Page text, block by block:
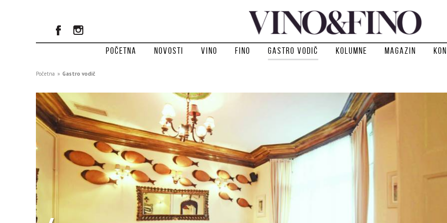
Početna Novosti Vino Fino Gastro vodič Kolumne Magazin
Početna » Gastro vodič